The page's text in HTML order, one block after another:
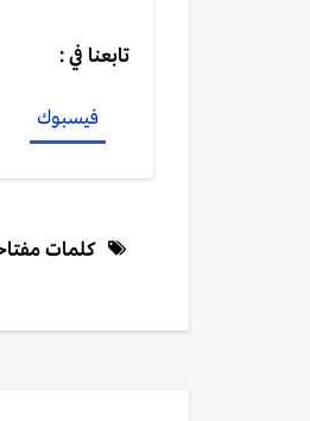
تابعنا في :
فيسبوك
كلمات